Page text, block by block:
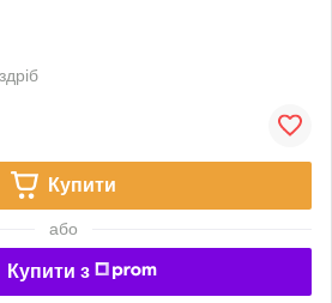
Купити
або
Купити з